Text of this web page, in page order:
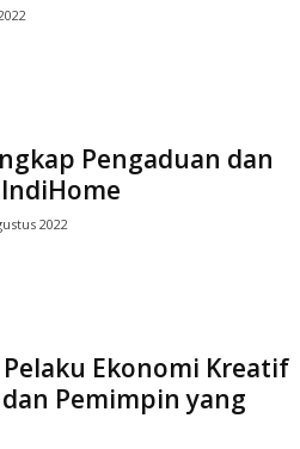
Pengaduan dan
2022
Ekonomi Kreatif
Pemimpin yang